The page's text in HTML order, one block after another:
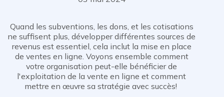
Quand les subventions, les dons, et les cotisations
ne suffisent plus, développer différentes sources de
revenus est essentiel, cela inclut la mise en place
de ventes en ligne. Voyons ensemble comment
votre organisation peut-elle bénéficier de
l'exploitation de la vente en ligne et comment
mettre en œuvre sa stratégie avec succès!